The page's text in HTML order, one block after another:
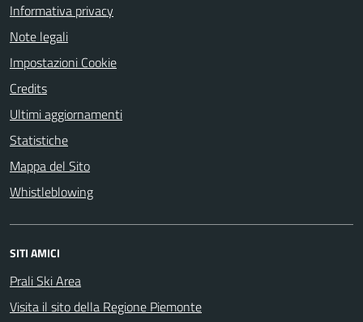
Informativa privacy
Note legali
Impostazioni Cookie
Credits
Ultimi aggiornamenti
Statistiche
Mappa del Sito
Whistleblowing
SITI AMICI
Prali Ski Area
Visita il sito della Regione Piemonte